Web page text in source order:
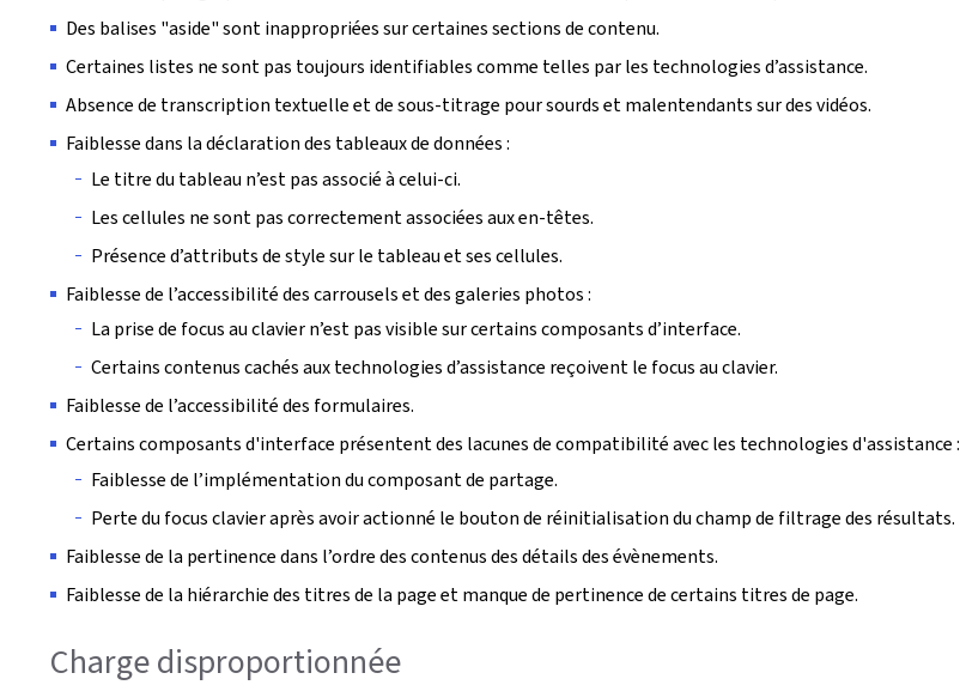
Des balises "aside" sont inappropriées sur certaines sections de contenu.
Certaines listes ne sont pas toujours identifiables comme telles par les technologies d’assistance.
Absence de transcription textuelle et de sous-titrage pour sourds et malentendants sur des vidéos.
Faiblesse dans la déclaration des tableaux de données :
Le titre du tableau n’est pas associé à celui-ci.
Les cellules ne sont pas correctement associées aux en-têtes.
Présence d’attributs de style sur le tableau et ses cellules.
Faiblesse de l’accessibilité des carrousels et des galeries photos :
La prise de focus au clavier n’est pas visible sur certains composants d’interface.
Certains contenus cachés aux technologies d’assistance reçoivent le focus au clavier.
Faiblesse de l’accessibilité des formulaires.
Certains composants d'interface présentent des lacunes de compatibilité avec les technologies d'assistance :
Faiblesse de l’implémentation du composant de partage.
Perte du focus clavier après avoir actionné le bouton de réinitialisation du champ de filtrage des résultats.
Faiblesse de la pertinence dans l’ordre des contenus des détails des évènements.
Faiblesse de la hiérarchie des titres de la page et manque de pertinence de certains titres de page.
Charge disproportionnée